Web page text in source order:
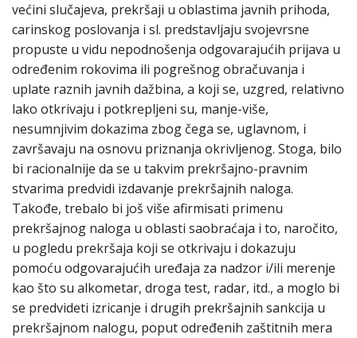
većini slučajeva, prekršaji u oblastima javnih prihoda,
carinskog poslovanja i sl. predstavljaju svojevrsne
propuste u vidu nepodnošenja odgovarajućih prijava u
određenim rokovima ili pogrešnog obračuvanja i
uplate raznih javnih dažbina, a koji se, uzgred, relativno
lako otkrivaju i potkrepljeni su, manje-više,
nesumnjivim dokazima zbog čega se, uglavnom, i
završavaju na osnovu priznanja okrivljenog. Stoga, bilo
bi racionalnije da se u takvim prekršajno-pravnim
stvarima predvidi izdavanje prekršajnih naloga.
Takođe, trebalo bi još više afirmisati primenu
prekršajnog naloga u oblasti saobraćaja i to, naročito,
u pogledu prekršaja koji se otkrivaju i dokazuju
pomoću odgovarajućih uređaja za nadzor i/ili merenje
kao što su alkometar, droga test, radar, itd., a moglo bi
se predvideti izricanje i drugih prekršajnih sankcija u
prekršajnom nalogu, poput određenih zaštitnih mera